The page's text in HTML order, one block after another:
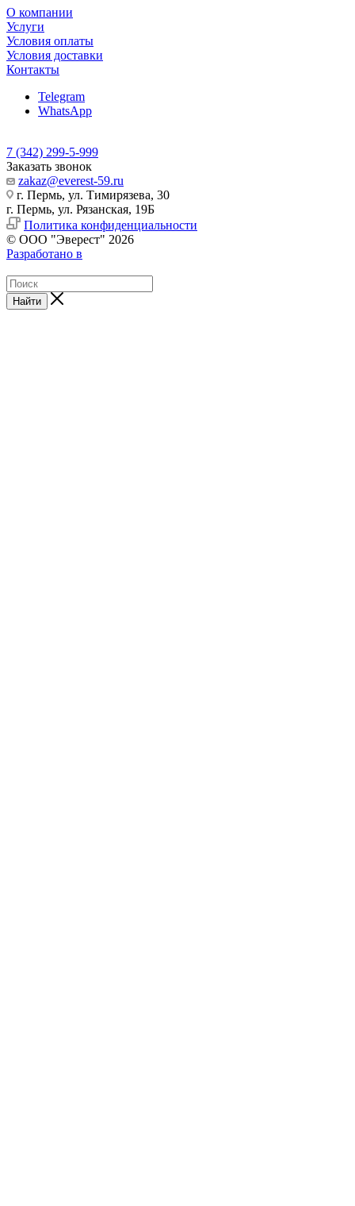
О компании
Услуги
Условия оплаты
Условия доставки
Контакты
Telegram
WhatsApp
7 (342) 299-5-999
Заказать звонок
zakaz@everest-59.ru
г. Пермь, ул. Тимирязева, 30
г. Пермь, ул. Рязанская, 19Б
Политика конфиденциальности
© ООО "Эверест" 2026
Разработано в
Найти